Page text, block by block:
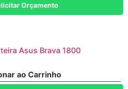
Orçamento
Asus Brava 1800
ao Carrinho